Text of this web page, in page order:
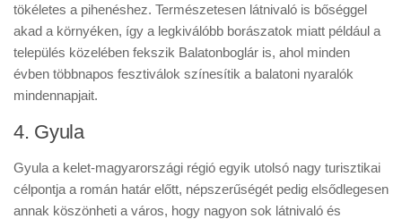
tökéletes a pihenéshez. Természetesen látnivaló is bőséggel
akad a környéken, így a legkiválóbb borászatok miatt például a
település közelében fekszik Balatonboglár is, ahol minden
évben többnapos fesztiválok színesítik a balatoni nyaralók
mindennapjait.
4. Gyula
Gyula a kelet-magyarországi régió egyik utolsó nagy turisztikai
célpontja a román határ előtt, népszerűségét pedig elsődlegesen
annak köszönheti a város, hogy nagyon sok látnivaló és